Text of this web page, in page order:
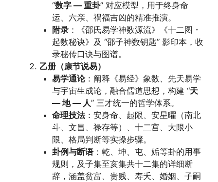
“数字 — 重卦” 对应模型，用于终身命
运、六亲、祸福吉凶的精准推演。
附录：《邵氏易学神数源流》《十二图・
起数秘诀》及 “邵子神数钥匙” 影印本，收
录秘传口诀与图谱。
乙册（康节说易）
易学通论：阐释《易经》象数、先天易学
与宇宙生成论，融合儒道思想，构建 “天
— 地 — 人” 三才统一的哲学体系。
命理技法：安身命、起限、安星曜（南北
斗、文昌、禄存等）、十二宫、大限小
限、格局判断等实操步骤。
卦例与断语：乾、坤、屯、姤等卦的用事
规则，及子集至亥集共十二集的详细断
辞，涵盖贫富、贵贱、寿夭、婚姻、子嗣